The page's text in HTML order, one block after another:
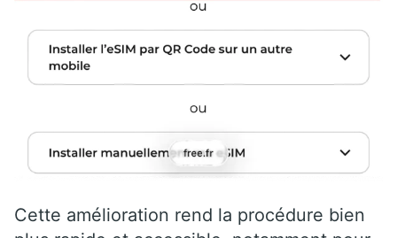
Cette amélioration rend la procédure bien